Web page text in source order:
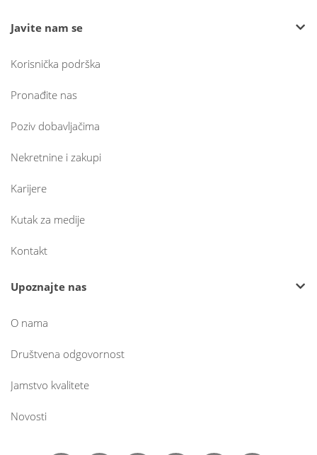
Javite nam se
Korisnička podrška
Pronađite nas
Poziv dobavljačima
Nekretnine i zakupi
Karijere
Kutak za medije
Kontakt
Upoznajte nas
O nama
Društvena odgovornost
Jamstvo kvalitete
Novosti